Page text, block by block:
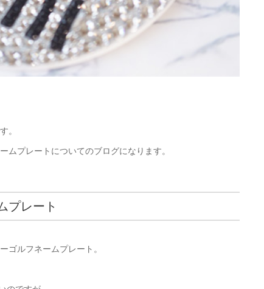
。
ムプレートについてのブログになります。
プレート
ゴルフネームプレート。